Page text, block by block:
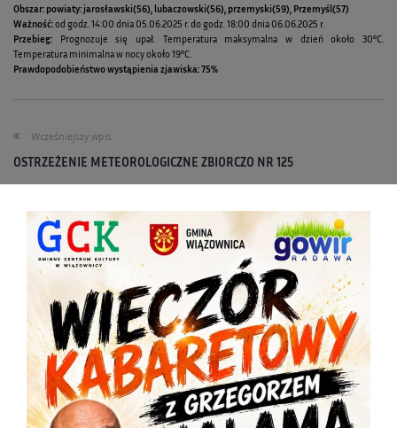
Obszar: powiaty: jarosławski(56), lubaczowski(56), przemyski(59), Przemyśl(57)
Ważność:od godz. 14:00 dnia 05.06.2025 r. do godz. 18:00 dnia 06.06.2025 r.
Przebieg: Prognozuje się upał. Temperatura maksymalna w dzień około 30°C.
Temperatura minimalna w nocy około 19°C.
Prawdopodobieństwo wystąpienia zjawiska: 75%
Wcześniejszy wpis
OSTRZEŻENIE METEOROLOGICZNE ZBIORCZO NR 125
PROGNOZA N.Z.M
Inne wpisy
Powiązane wpisy Więcej od tego autora
URZĄD GMINNY CZYNNY DO 14:30
2026-08-05
KONDOLENCJE